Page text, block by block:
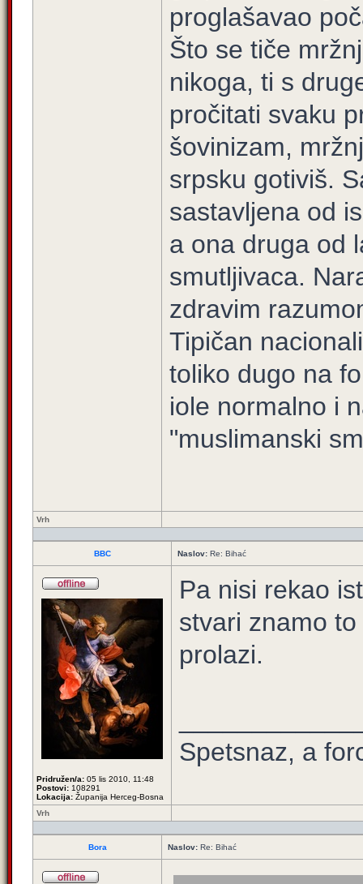
proglašavao
Što se tiče
nikoga, ti s
pročitati svaku
šovinizam,
srpsku gotiviš.
sastavljena od
a ona druga od
smutljivaca.
zdravim
Tipičan
toliko dugo na
iole normalno i
"muslimanski
Vrh
BBC Naslov: Re: Bihać
Pridružen/a: 05 lis 2010, 11:48
Postovi: 108291
Lokacija: Županija Herceg-Bosna
Pa nisi rekao
stvari znamo
prolazi.
Spetsnaz, a
Vrh
Bora Naslov: Re: Bihać